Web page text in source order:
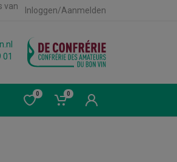
van
Inloggen/Aanmelden
0 0